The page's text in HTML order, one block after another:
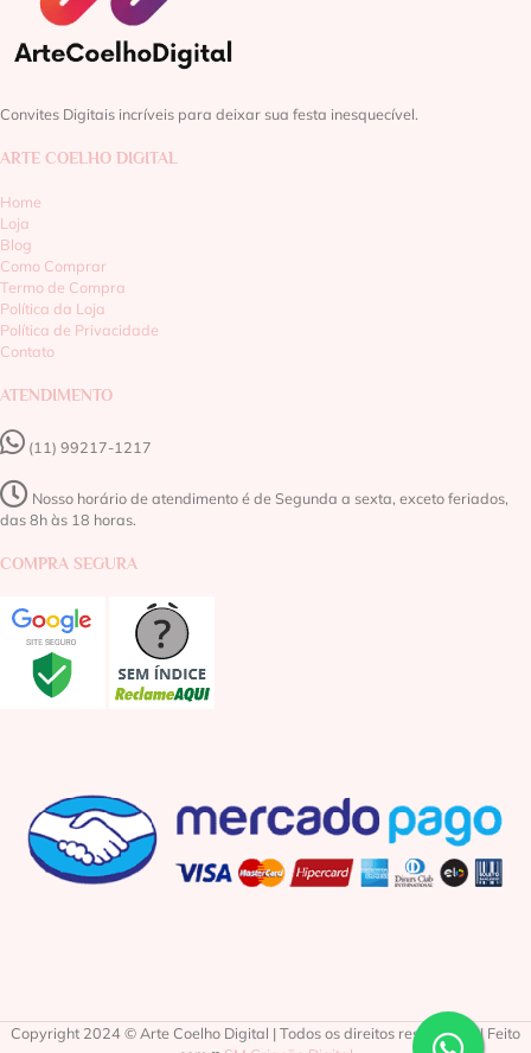
Convites Digitais incríveis para deixar sua festa inesquecível.
ARTE COELHO DIGITAL
Home
Loja
Blog
Como Comprar
Termo de Compra
Política da Loja
Política de Privacidade
Contato
ATENDIMENTO
(11) 99217-1217‬
Nosso horário de atendimento é de Segunda a sexta, exceto feriados,
das 8h às 18 horas.
COMPRA SEGURA
Copyright 2024 © Arte Coelho Digital | Todos os direitos reservados | Feito